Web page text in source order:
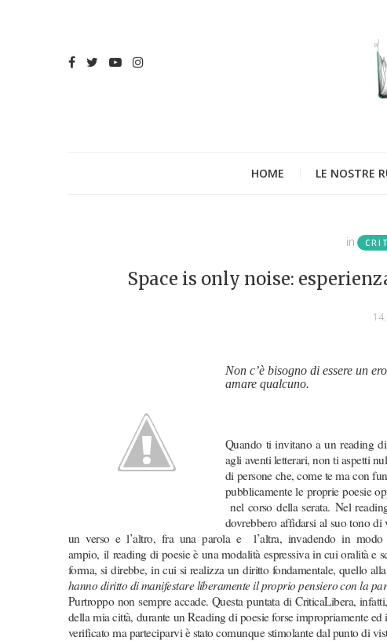
HOME LE NOSTRE
in
Space is only noise:
Non c’è bisogno di essere un
amare qualcuno.
Nick
Quando ti invitano a un reading
agli aventi letterari, non ti aspetti
di persone che, come te ma con
pubblicamente le proprie poesie
nel corso della serata. Nel
dovrebbero affidarsi al suo tono di
un verso e l’altro, fra una parola e l’altra, invadendo in
ampio, il reading di poesie è una modalità espressiva in cui oralità e
forma, si direbbe, in cui si realizza un diritto fondamentale, quello
hanno diritto di manifestare liberamente il proprio pensiero con la
Purtroppo non sempre accade. Questa puntata di CriticaLibera,
della mia città, durante un Reading di poesie forse impropriamente
verificato ma parteciparvi è stato comunque stimolante dal punto di